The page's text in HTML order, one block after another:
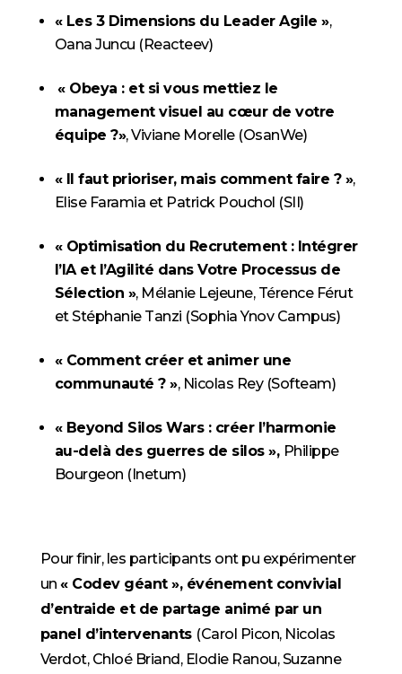
« Les 3 Dimensions du Leader Agile »,
Oana Juncu (Reacteev)
« Obeya : et si vous mettiez le
management visuel au cœur de votre
équipe ?», Viviane Morelle (OsanWe)
« Il faut prioriser, mais comment faire ? »,
Elise Faramia et Patrick Pouchol (SII)
« Optimisation du Recrutement : Intégrer
l’IA et l’Agilité dans Votre Processus de
Sélection », Mélanie Lejeune, Térence Férut
et Stéphanie Tanzi (Sophia Ynov Campus)
« Comment créer et animer une
communauté ? », Nicolas Rey (Softeam)
« Beyond Silos Wars : créer l’harmonie
au-delà des guerres de silos », Philippe
Bourgeon (Inetum)
Pour finir, les participants ont pu expérimenter
un« Codev géant », événement convivial
d’entraide et de partage animé par un
panel d’intervenants (Carol Picon, Nicolas
Verdot, Chloé Briand, Elodie Ranou, Suzanne